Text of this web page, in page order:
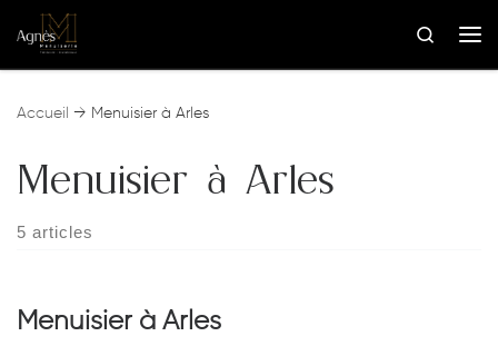
Skip to content
Search
Accueil → Menuisier à Arles
Menuisier à Arles
5 articles
Menuisier à Arles